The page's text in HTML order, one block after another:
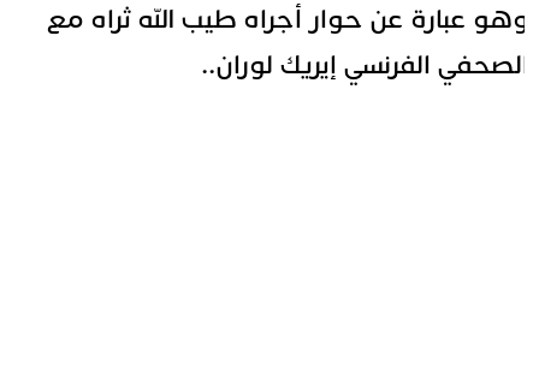
عبارة عن حوار أجراه طيب الله ثراه مع
الفرنسي إيريك لوران..